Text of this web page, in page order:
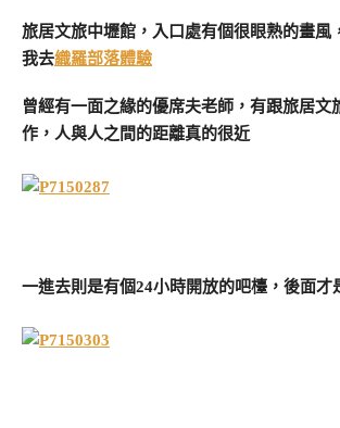
旅居文旅中壢館，入口處有個很眼熟的畫風
我去織羅部落體驗
曾經有一面之緣的優席夫老師，有跟旅居文
作，人與人之間的距離真的很近
一進去則是有個24小時開放的吧檯，後面才